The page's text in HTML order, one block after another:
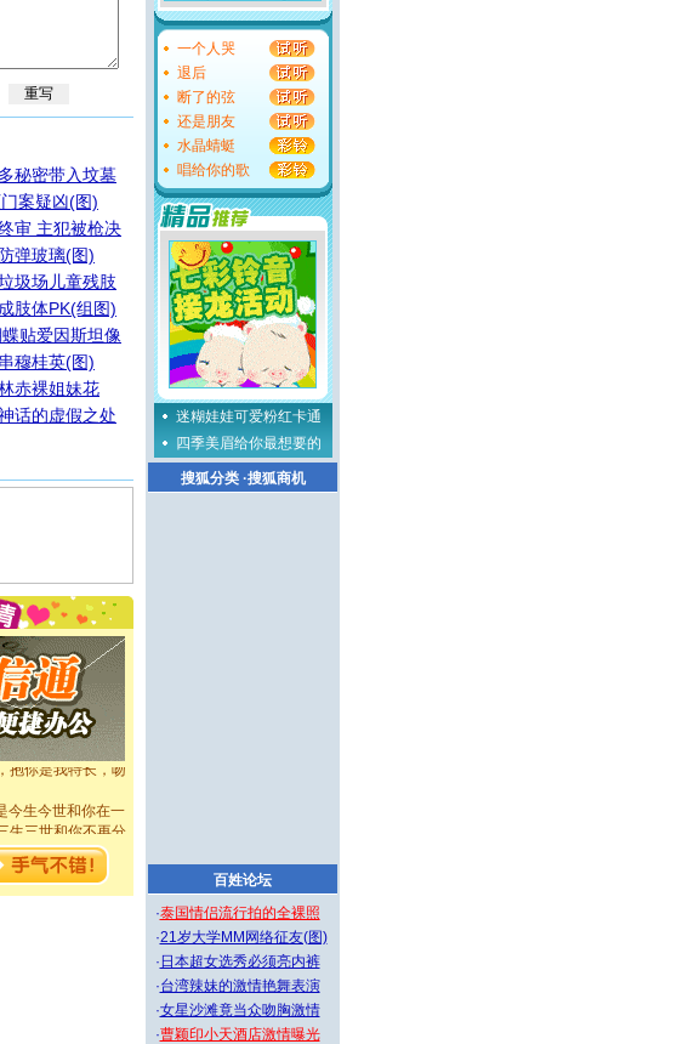
秘密带入坟墓
案疑凶(图)
审 主犯被枪决
弹玻璃(图)
圾场儿童残肢
肢体PK(组图)
贴爱因斯坦像
穆桂英(图)
赤裸姐妹花
话的虚假之处
千万要健康！千万
！
是这样的日子才
!新年要快乐!天天
的日子里,愿幸福,
在.圣诞快乐!
充电；没有你我会
抱你是我特长，吻
生今世和你在一
三世和你不再分
我身后无助地哭
抱住你：这猪不
一个人哭
退后
断了的弦
还是朋友
水晶蜻蜓
唱给你的歌
迷糊娃娃可爱粉红卡通
四季美眉给你最想要的
搜狐分类·搜狐商机
百姓论坛
·泰国情侣流行拍的全裸照
·21岁大学MM网络征友(图)
· 日本超女选秀必须亮内裤
·台湾辣妹的激情艳舞表演
·女星沙滩竟当众吻胸激情
·曹颖印小天酒店激情曝光